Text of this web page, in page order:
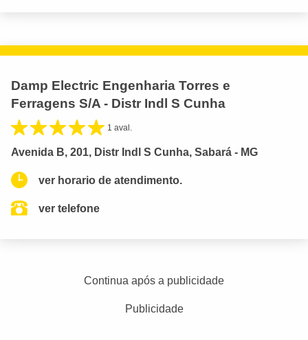
Damp Electric Engenharia Torres e
Ferragens S/A - Distr Indl S Cunha
1 aval.
Avenida B, 201, Distr Indl S Cunha, Sabará - MG
ver horario de atendimento.
ver telefone
Continua após a publicidade
Publicidade